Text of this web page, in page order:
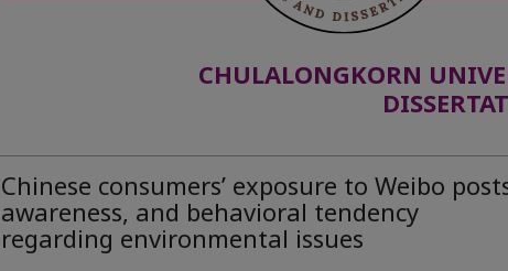
CHULALONGKORN
Chinese consumers’ exposure to Weibo
awareness, and behavioral tendency
regarding environmental issues